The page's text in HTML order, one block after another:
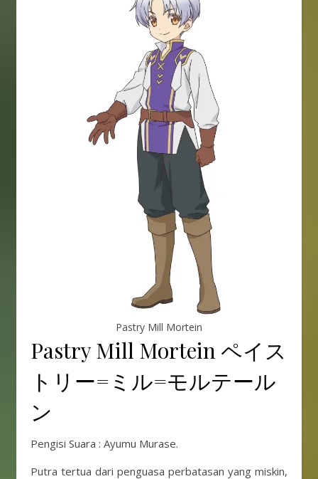
Pastry Mill Mortein
Pastry Mill Mortein ペイス
トリー=ミル=モルテール
ン
Pengisi Suara : Ayumu Murase.
Putra tertua dari penguasa perbatasan yang miskin,